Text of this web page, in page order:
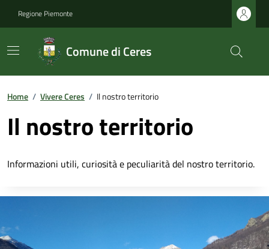
Regione Piemonte
Comune di Ceres
Home / Vivere Ceres / Il nostro territorio
Il nostro territorio
Informazioni utili, curiosità e peculiarità del nostro territorio.